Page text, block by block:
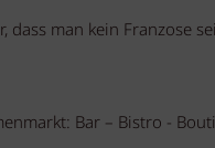
man kein Franzose
Bar – Bistro -